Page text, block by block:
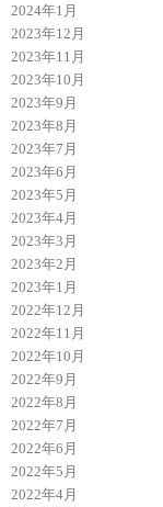
2024年1月
2023年12月
2023年11月
2023年10月
2023年9月
2023年8月
2023年7月
2023年6月
2023年5月
2023年4月
2023年3月
2023年2月
2023年1月
2022年12月
2022年11月
2022年10月
2022年9月
2022年8月
2022年7月
2022年6月
2022年5月
2022年4月